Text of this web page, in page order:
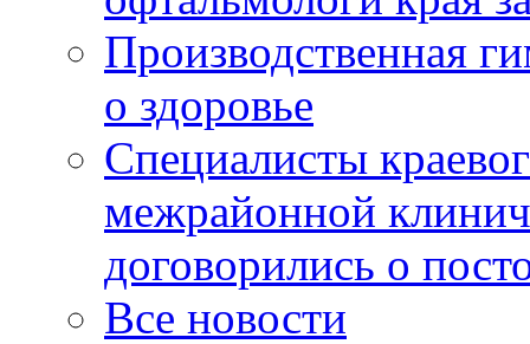
Производственная
о здоровье
Специалисты
межрайонной
договорились о
Все новости